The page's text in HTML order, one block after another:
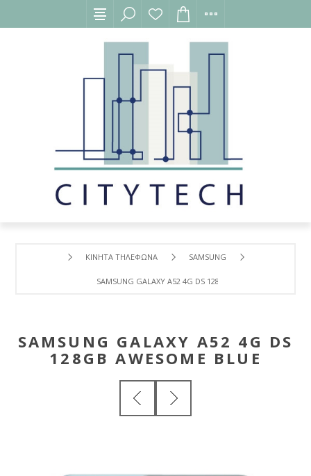
ΚΙΝΗΤΑ ΤΗΛΕΦΩΝΑ SAMSUNG
SAMSUNG GALAXY A52 4G DS 128GB AWESOME BLUE
SAMSUNG GALAXY A52 4G DS
128GB AWESOME BLUE